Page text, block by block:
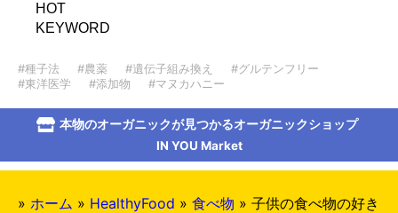
HOT
KEYWORD
#種子法 #農薬 #遺伝子組み換え
#グルテンフリー
#東洋医学
#添加物 #マヌカハニー
本物のオーガニックが見つかるオーガニックショップ
IN YOU Market
» ホーム » HealthyFood » 食べ物 » 子供の食べ物の好き